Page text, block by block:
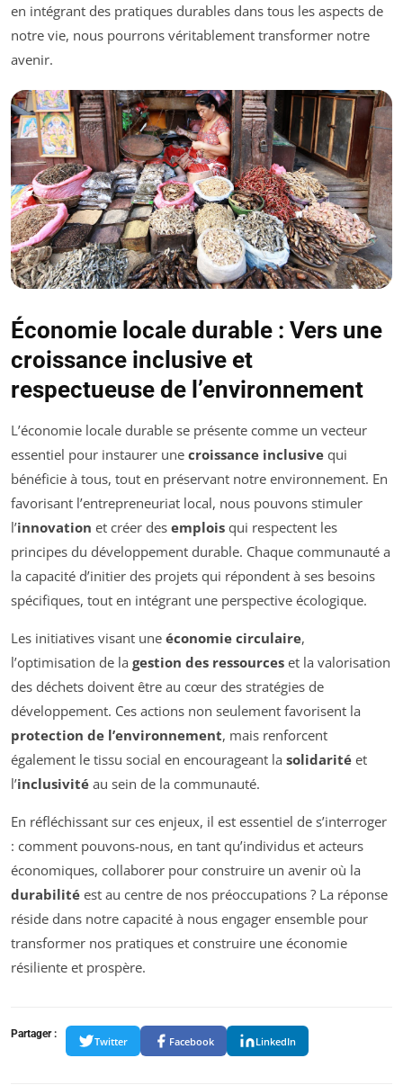
en intégrant des pratiques durables dans tous les aspects de
notre vie, nous pourrons véritablement transformer notre
avenir.
Économie locale durable : Vers une
croissance inclusive et
respectueuse de l’environnement
L’économie locale durable se présente comme un vecteur
essentiel pour instaurer une croissance inclusive qui
bénéficie à tous, tout en préservant notre environnement. En
favorisant l’entrepreneuriat local, nous pouvons stimuler
l’innovation et créer des emplois qui respectent les
principes du développement durable. Chaque communauté a
la capacité d’initier des projets qui répondent à ses besoins
spécifiques, tout en intégrant une perspective écologique.
Les initiatives visant une économie circulaire,
l’optimisation de la gestion des ressources et la valorisation
des déchets doivent être au cœur des stratégies de
développement. Ces actions non seulement favorisent la
protection de l’environnement, mais renforcent
également le tissu social en encourageant la solidarité et
l’inclusivité au sein de la communauté.
En réfléchissant sur ces enjeux, il est essentiel de s’interroger
: comment pouvons-nous, en tant qu’individus et acteurs
économiques, collaborer pour construire un avenir où la
durabilité est au centre de nos préoccupations ? La réponse
réside dans notre capacité à nous engager ensemble pour
transformer nos pratiques et construire une économie
résiliente et prospère.
Partager :
Twitter Facebook LinkedIn